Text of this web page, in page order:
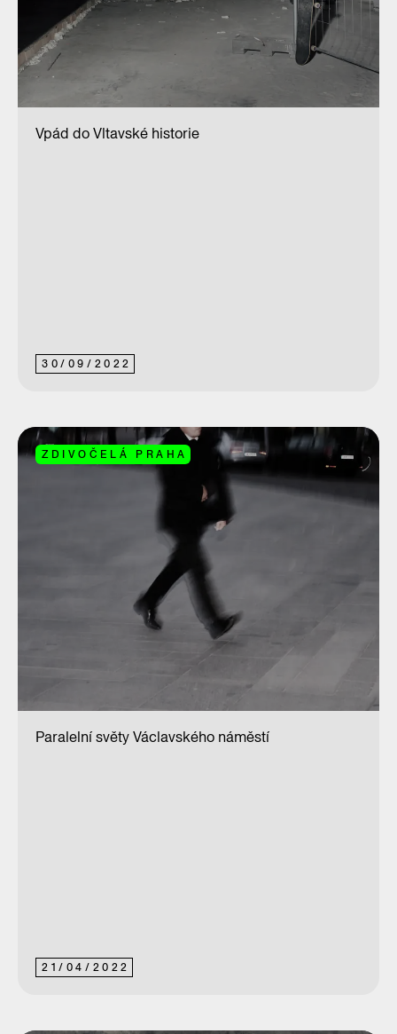
30/ 09/ 2022
Vpád do Vltavské historie
ZDIVOČELÁ PRAHA
21/ 04/ 2022
Paralelní světy Václavského náměstí